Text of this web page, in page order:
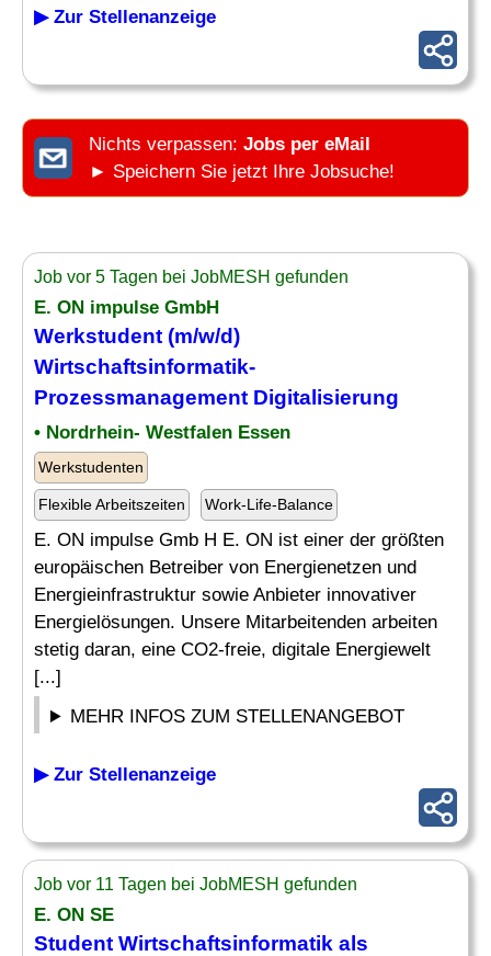
▶ Zur Stellenanzeige
Nichts verpassen: Jobs per eMail
► Speichern Sie jetzt Ihre Jobsuche!
Job vor 5 Tagen bei JobMESH gefunden
E. ON impulse GmbH
Werkstudent (m/w/d)
Wirtschaftsinformatik-
Prozessmanagement Digitalisierung
• Nordrhein- Westfalen Essen
Werkstudenten
Flexible Arbeitszeiten Work-Life-Balance
E. ON impulse Gmb H E. ON ist einer der größten
europäischen Betreiber von Energienetzen und
Energieinfrastruktur sowie Anbieter innovativer
Energielösungen. Unsere Mitarbeitenden arbeiten
stetig daran, eine CO2-freie, digitale Energiewelt
[...]
MEHR INFOS ZUM STELLENANGEBOT
▶ Zur Stellenanzeige
Job vor 11 Tagen bei JobMESH gefunden
E. ON SE
Student Wirtschaftsinformatik als